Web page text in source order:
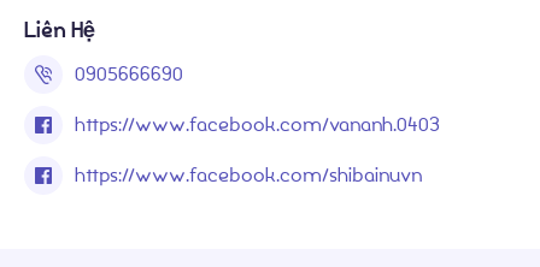
Liên Hệ
0905666690
https://www.facebook.com/vananh.0403
https://www.facebook.com/shibainuvn